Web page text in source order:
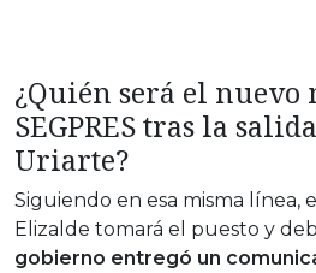
¿Quién será el
SEGPRES tras la
Uriarte?
Siguiendo en esa misma línea,
Elizalde tomará el puesto y
gobierno entregó un